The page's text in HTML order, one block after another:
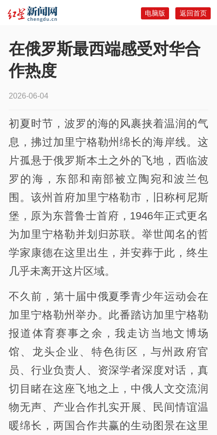
返回首页
电脑版
在俄罗斯最西端感受对华合
作热度
2026-06-04
初夏时节，波罗的海的风裹挟着温润的气
息，拂过加里宁格勒州绵长的海岸线。这
片孤悬于俄罗斯本土之外的飞地，西临波
罗的海，东部和南部被立陶宛和波兰包
围。该州首府加里宁格勒市，旧称柯尼斯
堡，原为东普鲁士首府，1946年正式更名
为加里宁格勒并划归苏联。举世闻名的哲
学家康德在这里出生，并安葬于此，终生
几乎未离开这片区域。
不久前，第十届中俄夏季青少年运动会在
加里宁格勒州举办。此番踏访加里宁格勒
报道体育赛事之余，我走访当地文博场
馆、龙头企业、特色街区，与州政府官
员、行业负责人、资深学者深度对话，真
切目睹在这座飞地之上，中俄人文交流润
物无声、产业合作扎实开展、民间情谊温
暖绵长，两国合作共赢的生动图景在这里